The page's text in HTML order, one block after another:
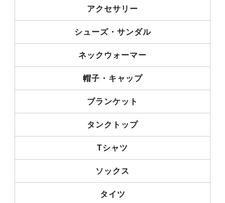
アクセサリー
シューズ・サンダル
ネックウォーマー
帽子・キャップ
ブランケット
タンクトップ
Tシャツ
ソックス
タイツ